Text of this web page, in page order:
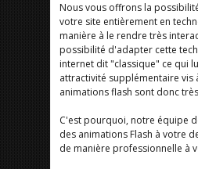
Nous vous offrons la
votre site entièrement en
manière à le rendre très
possibilité d'adapter cette
internet dit "classique" ce qui
attractivité supplémentaire vis
animations flash sont donc
C'est pourquoi, notre équipe
des animations Flash à votre
de manière professionnelle à